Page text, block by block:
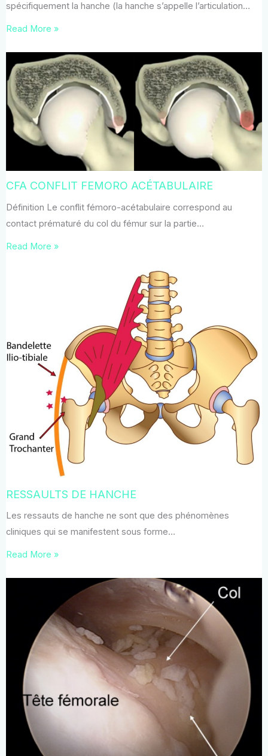
spécifiquement la hanche (la hanche s’appelle l’articulation…
Read More »
CFA CONFLIT FEMORO ACÉTABULAIRE
Définition Le conflit fémoro-acétabulaire correspond au
contact prématuré du col du fémur sur la partie…
Read More »
RESSAULTS DE HANCHE
Les ressauts de hanche ne sont que des phénomènes
cliniques qui se manifestent sous forme…
Read More »